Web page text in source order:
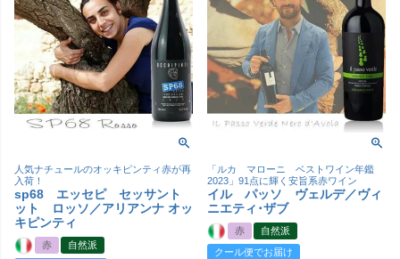
人気ナチュールのオッキピンティ赤が再
入荷！
sp68 エッセピ セッサント
ット ロッソ／アリアンナ オッ
キピンティ
赤
自然派
「ルカ マローニ ベストワイン年鑑
2023」91点に輝く安旨系赤ワイン
イル パッソ ヴェルデ／ヴィ
ニエティ･ザブ
赤
自然派
クール便でお届け